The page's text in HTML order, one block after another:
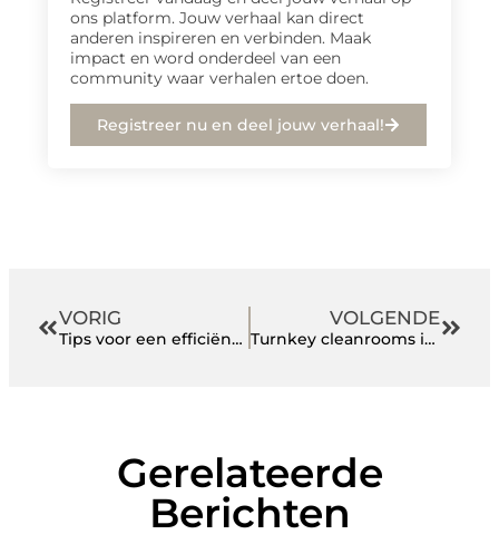
ons platform. Jouw verhaal kan direct
anderen inspireren en verbinden. Maak
impact en word onderdeel van een
community waar verhalen ertoe doen.
Registreer nu en deel jouw verhaal!
VORIG
Tips voor een efficiënte en effectieve online werkdag
VOLGENDE
Turnkey cleanrooms in een notendop
Gerelateerde
Berichten